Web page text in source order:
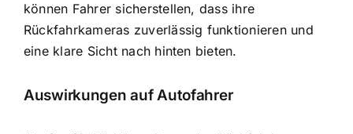
können Fahrer sicherstellen, dass ihre
Rückfahrkameras zuverlässig funktionieren und
eine klare Sicht nach hinten bieten.
Auswirkungen auf Autofahrer